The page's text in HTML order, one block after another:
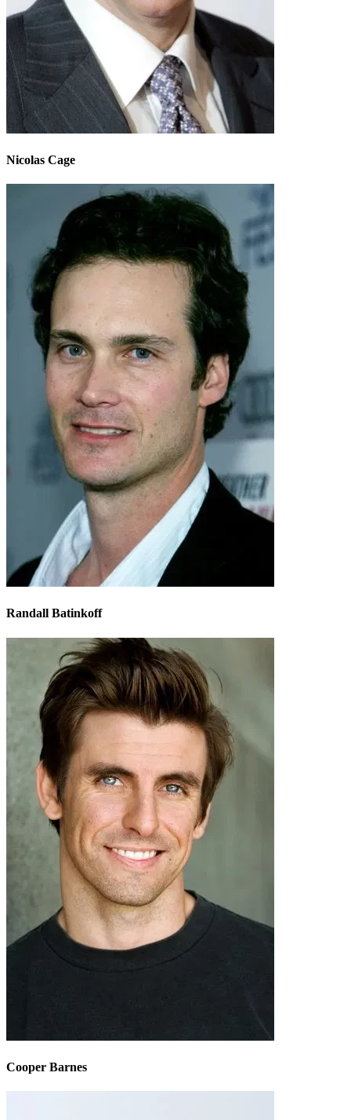
Nicolas Cage
Randall Batinkoff
Cooper Barnes